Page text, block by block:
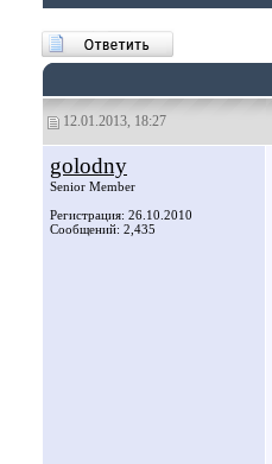
12.01.2013, 18:27
golodny
Senior Member
Регистрация: 26.10.2010
Сообщений: 2,435